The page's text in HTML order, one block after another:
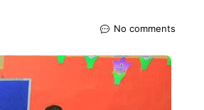
No comments